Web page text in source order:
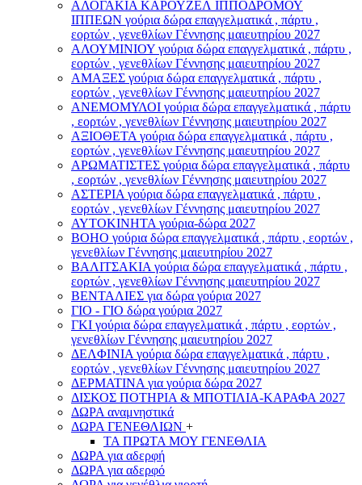
ΑΛΟΓΑΚΙΑ ΚΑΡΟΥΖΕΛ ΙΠΠΟΔΡΟΜΟΥ
ΙΠΠΕΩΝ γούρια δώρα επαγγελματικά , πάρτυ ,
εορτών , γενεθλίων Γέννησης μαιευτηρίου 2027
ΑΛΟΥΜΙΝΙΟΥ γούρια δώρα επαγγελματικά , πάρτυ ,
εορτών , γενεθλίων Γέννησης μαιευτηρίου 2027
ΑΜΑΞΕΣ γούρια δώρα επαγγελματικά , πάρτυ ,
εορτών , γενεθλίων Γέννησης μαιευτηρίου 2027
ΑΝΕΜΟΜΥΛΟI γούρια δώρα επαγγελματικά , πάρτυ
, εορτών , γενεθλίων Γέννησης μαιευτηρίου 2027
ΑΞΙΟΘΕΤΑ γούρια δώρα επαγγελματικά , πάρτυ ,
εορτών , γενεθλίων Γέννησης μαιευτηρίου 2027
ΑΡΩΜΑΤΙΣΤΕΣ γούρια δώρα επαγγελματικά , πάρτυ
, εορτών , γενεθλίων Γέννησης μαιευτηρίου 2027
ΑΣΤΕΡIA γούρια δώρα επαγγελματικά , πάρτυ ,
εορτών , γενεθλίων Γέννησης μαιευτηρίου 2027
ΑΥΤΟΚΙΝΗΤΑ γούρια-δώρα 2027
ΒOHO γούρια δώρα επαγγελματικά , πάρτυ , εορτών ,
γενεθλίων Γέννησης μαιευτηρίου 2027
ΒΑΛΙΤΣΑΚΙΑ γούρια δώρα επαγγελματικά , πάρτυ ,
εορτών , γενεθλίων Γέννησης μαιευτηρίου 2027
ΒΕΝΤΑΛΙΕΣ για δώρα γούρια 2027
ΓΙΟ - ΓΙΟ δώρα γούρια 2027
ΓΚΙ γούρια δώρα επαγγελματικά , πάρτυ , εορτών ,
γενεθλίων Γέννησης μαιευτηρίου 2027
ΔΕΛΦΙΝΙΑ γούρια δώρα επαγγελματικά , πάρτυ ,
εορτών , γενεθλίων Γέννησης μαιευτηρίου 2027
ΔΕΡΜΑΤΙΝΑ για γούρια δώρα 2027
ΔΙΣΚΟΣ ΠΟΤΗΡΙΑ & ΜΠΟΤΙΛΙΑ-ΚΑΡΑΦΑ 2027
ΔΩΡΑ αναμνηστικά
ΔΩΡΑ ΓΕΝΕΘΛΙΩΝ +
ΤΑ ΠΡΩΤΑ ΜΟΥ ΓΕΝΕΘΛΙΑ
ΔΩΡΑ για αδερφή
ΔΩΡΑ για αδερφό